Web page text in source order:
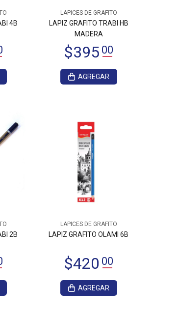
4B
LAPICES DE GRAFITO
LAPIZ GRAFITO TRABI HB
MADERA
AGREGAR
2B
LAPICES DE GRAFITO
LAPIZ GRAFITO OLAMI 6B
AGREGAR